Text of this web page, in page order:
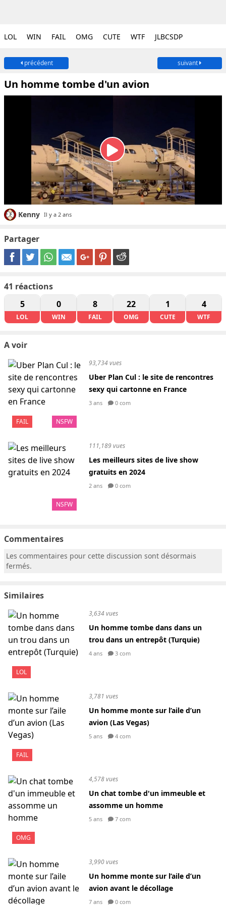
LOL WIN FAIL OMG CUTE WTF JLBCSDP
précédent suivant
Un homme tombe d'un avion
Kenny Il y a 2 ans
Partager
41 réactions
5
LOL
0
WIN
8
FAIL
22
OMG
1
CUTE
4
WTF
A voir
FAIL NSFW
93,734 vues
Uber Plan Cul : le site de rencontres
sexy qui cartonne en France
3 ans 0 com
NSFW
111,189 vues
Les meilleurs sites de live show
gratuits en 2024
2 ans 0 com
Commentaires
Les commentaires pour cette discussion sont désormais
fermés.
Similaires
LOL
3,634 vues
Un homme tombe dans dans un
trou dans un entrepôt (Turquie)
4 ans 3 com
FAIL
3,781 vues
Un homme monte sur l’aile d’un
avion (Las Vegas)
5 ans 4 com
OMG
4,578 vues
Un chat tombe d'un immeuble et
assomme un homme
5 ans 7 com
3,990 vues
Un homme monte sur l’aile d’un
avion avant le décollage
7 ans 0 com